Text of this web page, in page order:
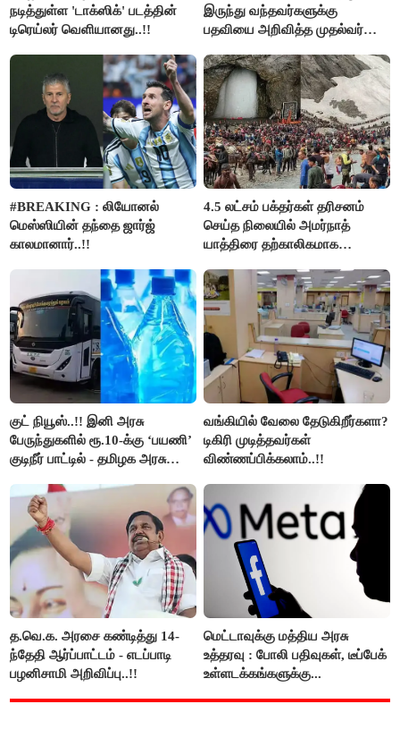
நடித்துள்ள 'டாக்‌ஸிக்' படத்தின்
டிரெய்லர் வெளியானது..!!
இருந்து வந்தவர்களுக்கு
பதவியை அறிவித்த முதல்வர்
#BREAKING : லியோனல்
மெஸ்ஸியின் தந்தை ஜார்ஜ்
காலமானார்..!!
4.5 லட்சம் பக்தர்கள் தரிசனம்
செய்த நிலையில் அமர்நாத்
யாத்திரை தற்காலிகமாக
குட் நியூஸ்..!! இனி அரசு
பேருந்துகளில் ரூ.10-க்கு ‘பயணி’
குடிநீர் பாட்டில் - தமிழக அரசு
வங்கியில் வேலை தேடுகிறீர்களா?
டிகிரி முடித்தவர்கள்
விண்ணப்பிக்கலாம்..!!
த.வெ.க. அரசை கண்டித்து 14-
ந்தேதி ஆர்ப்பாட்டம் - எடப்பாடி
பழனிசாமி அறிவிப்பு..!!
மெட்டாவுக்கு மத்திய அரசு
உத்தரவு : போலி பதிவுகள், டீப்பேக்
உள்ளடக்கங்களுக்கு...